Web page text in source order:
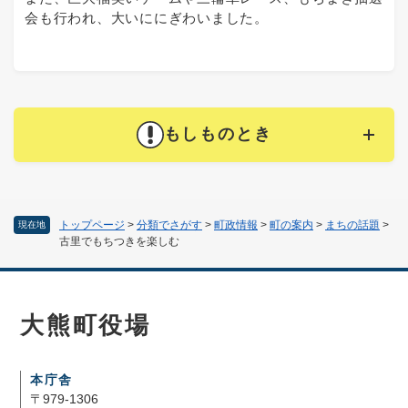
現在地 トップページ > 分類でさがす > 町政情報 > 町の案内 > まちの話題 >
古里でもちつきを楽しむ
会も行われ、大いににぎわいました。
もしものとき
大熊町役場
本庁舎
〒979-1306